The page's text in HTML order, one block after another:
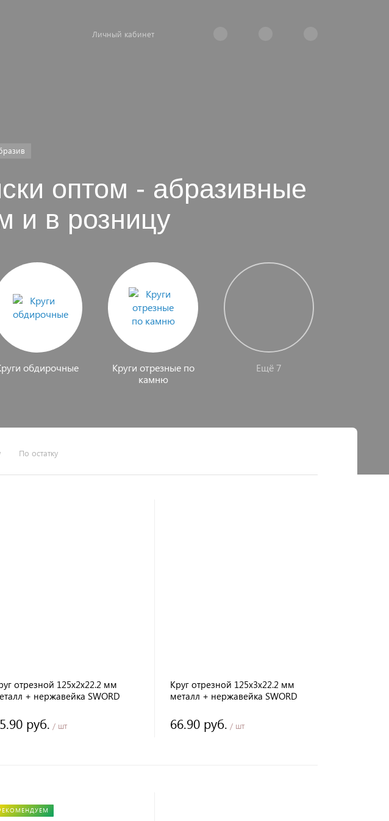
Личный кабинет
оптом - абразивные
и в розницу
обдирочные
Круги отрезные по
камню
Ещё 7
По остатку
отрезной 125х2х22.2 мм
+ нержавейка SWORD
руб. / шт
Круг отрезной 125х3х22.2 мм
металл + нержавейка SWORD
66.90 руб. / шт